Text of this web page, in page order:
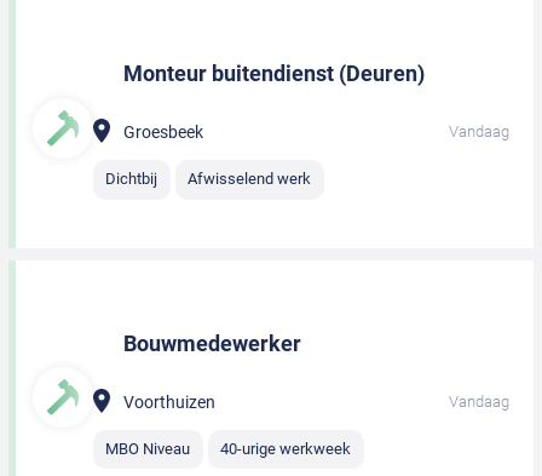
Monteur buitendienst (Deuren)
Groesbeek Vandaag
Dichtbij Afwisselend werk
Bouwmedewerker
Voorthuizen Vandaag
MBO Niveau 40-urige werkweek